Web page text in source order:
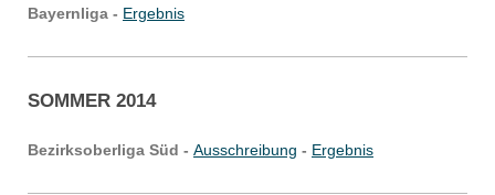
Bayernliga - Ergebnis
SOMMER 2014
Bezirksoberliga Süd - Ausschreibung - Ergebnis